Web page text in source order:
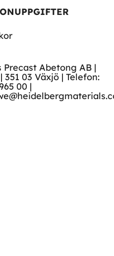
Abetong AB |
03 Växjö | Telefon:
00 |